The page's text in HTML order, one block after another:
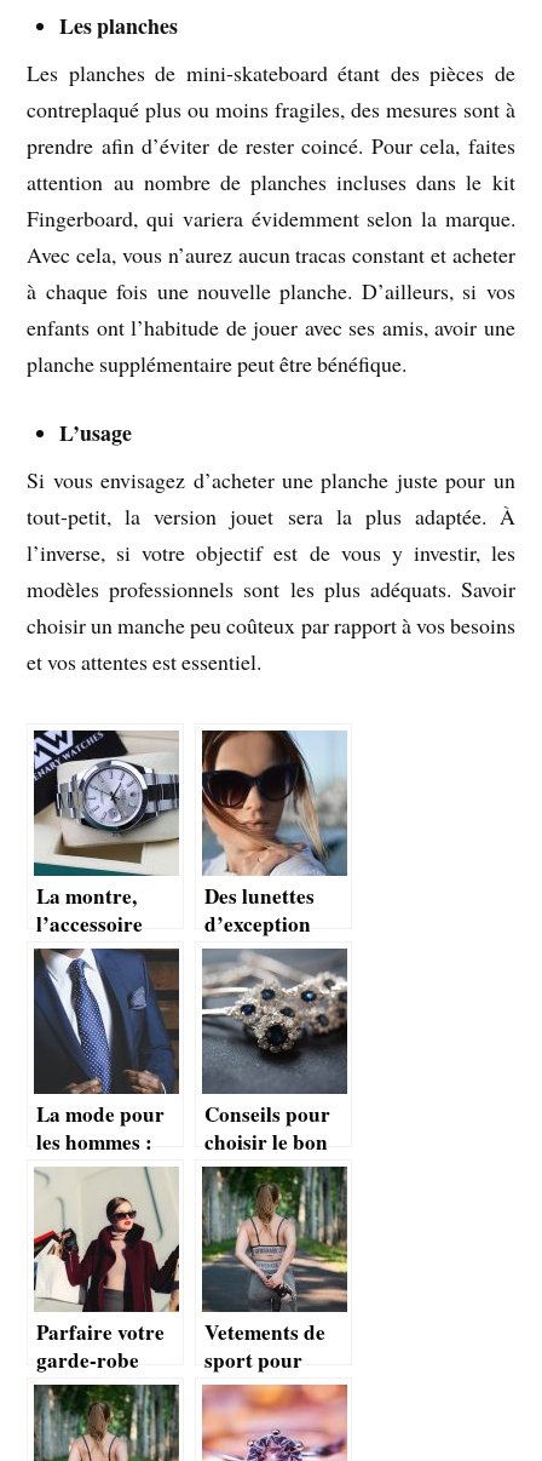
Les planches
Les planches de mini-skateboard étant des pièces de
contreplaqué plus ou moins fragiles, des mesures sont à
prendre afin d’éviter de rester coincé. Pour cela, faites
attention au nombre de planches incluses dans le kit
Fingerboard, qui variera évidemment selon la marque.
Avec cela, vous n’aurez aucun tracas constant et acheter
à chaque fois une nouvelle planche. D’ailleurs, si vos
enfants ont l’habitude de jouer avec ses amis, avoir une
planche supplémentaire peut être bénéfique.
L’usage
Si vous envisagez d’acheter une planche juste pour un
tout-petit, la version jouet sera la plus adaptée. À
l’inverse, si votre objectif est de vous y investir, les
modèles professionnels sont les plus adéquats. Savoir
choisir un manche peu coûteux par rapport à vos besoins
et vos attentes est essentiel.
La montre,
l’accessoire
indispensable
des hommes
Des lunettes
d’exception
faites en bois,
une bonne
nouvelle pour
la gente
féminine
La mode pour
les hommes :
Quelques
conseils
Conseils pour
choisir le bon
diamant et
trouver une
bague de
fiançaille à la
mode
Parfaire votre
garde-robe
avec les sites de
ventes privees
de luxe
Vetements de
sport pour
femmes : entre
mode et confort